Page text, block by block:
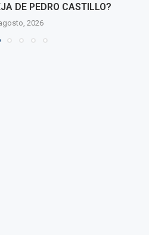
DE PEDRO CASTILLO?
2026